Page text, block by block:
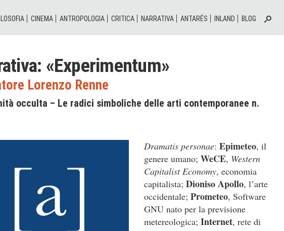
CINEMA ANTROPOLOGIA CRITICA NARRATIVA ANTARÉS INLAND BLOG
«Experimentum»
Lorenzo Renne
occulta – Le radici simboliche delle arti contemporanee n.
Dramatis personae: Epimeteo, il
genere umano; WeCE, Western
Capitalist Economy, economia
capitalista; Dioniso Apollo, l’arte
occidentale; Prometeo, Software
GNU nato per la previsione
metereologica; Internet, rete di